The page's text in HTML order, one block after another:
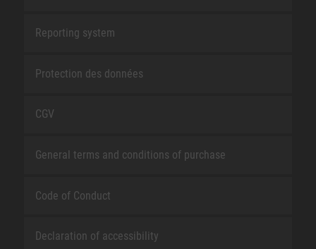
Reporting system
Protection des données
CGV
General terms and conditions of purchase
Code of Conduct
Declaration of accessibility